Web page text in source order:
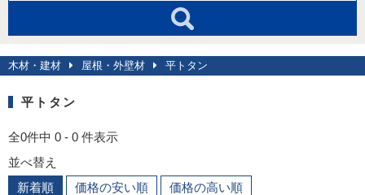
木材・建材 屋根・外壁材 平トタン
平トタン
全0件中 0 - 0 件表示
並べ替え
新着順
価格の安い順 価格の高い順